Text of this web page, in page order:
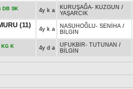
DB SK 4y k a KURUŞAĞA- KUZGUN /
YAŞARCIK
(11)
4y k a NASUHOĞLU- SENİHA /
BİLGİN
KG K 4y d a UFUKBİR- TUTUNAN /
BİLGİN